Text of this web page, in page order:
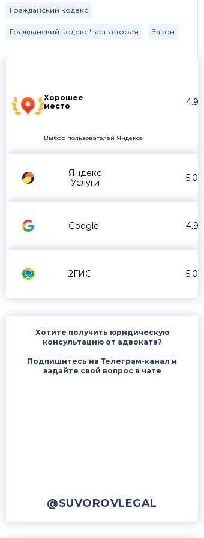
Хорошее
место
4.9
Выбор пользователей Яндекса
Яндекс
Услуги
5.0
Google 4.9
2ГИС 5.0
Хотите получить юридическую
консультацию от адвоката?
Подпишитесь на Телеграм-канал и
задайте свой вопрос в чате
@SUVOROVLEGAL
Гражданский кодекс
Гражданский кодекс Часть вторая Закон